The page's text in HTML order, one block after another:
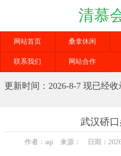
清慕
网站首页 桑拿休闲
联系我们 网站合作
更新时间：2026-8-7 现已经
武汉硚
作者：aqi 来源： 日期：